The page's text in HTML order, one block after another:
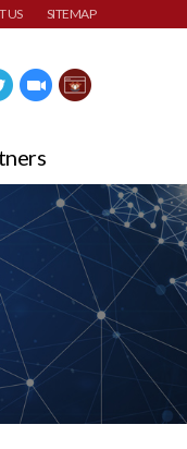
US SITEMAP